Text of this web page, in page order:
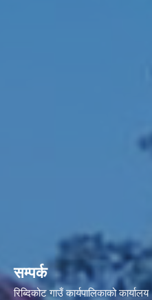
सम्पर्क
रिब्दिकोट गाउँ कार्यपालिकाको कार्यालय